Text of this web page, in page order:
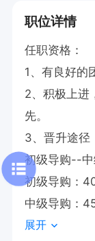
职位详情
任职资格：
1、有良好的
2、积极上进
先。
3、晋升途径
初级导购--
初级导购：
中级导购：
高级导购：
展开